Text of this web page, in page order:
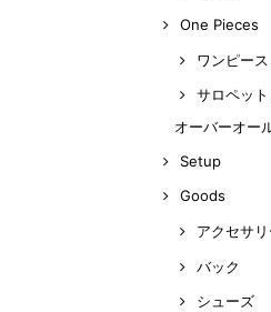
One Pieces
ワンピー
サロペッ
オーバーオー
Setup
Goods
アクセサリ
バック
シューズ